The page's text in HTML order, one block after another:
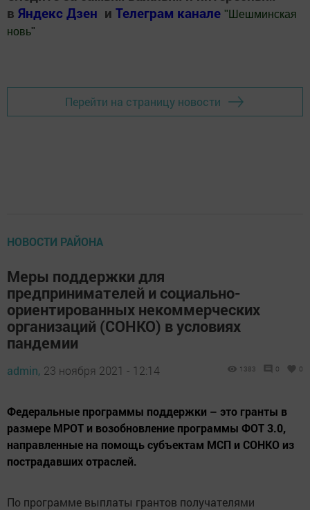
в Яндекс Дзен и Телеграм канале " Шешминская
новь"
Перейти на страницу новости
НОВОСТИ РАЙОНА
Меры поддержки для
предпринимателей и социально-
ориентированных некоммерческих
организаций (СОНКО) в условиях
пандемии
admin, 23 ноября 2021 - 12:14 1383 0 0
Федеральные программы поддержки – это гранты в
размере МРОТ и возобновление программы ФОТ 3.0,
направленные на помощь субъектам МСП и СОНКО из
пострадавших отраслей.
По программе выплаты грантов получателями